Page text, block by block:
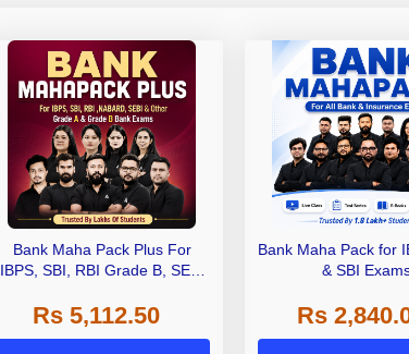
Bank Maha Pack Plus For
IBPS, SBI, RBI Grade B, SEBI
Other Grade A & Grade B Bank
Exams
Rs 5,112.50
Bank Maha Pack for
& SBI
Rs